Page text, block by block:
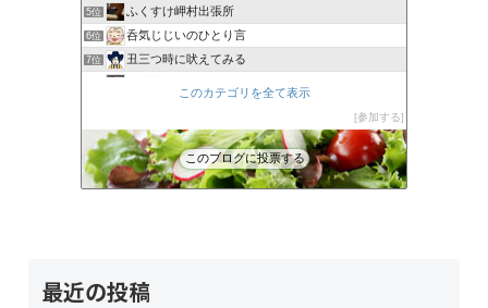
5位 ふくすけ岬村出張所
6位 呑気じじいのひとり言
7位 丑三つ時に吠えてみる
10位 木漏れ日だより
11位 Eden
12位 大人しくしょ!
このカテゴリを全て表示
参加する
このブログに投票する
最近の投稿